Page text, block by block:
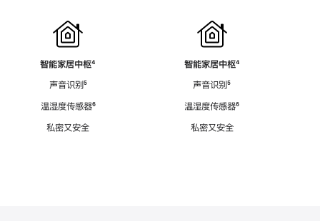
智能家居中枢脚
⁴
声音识别脚
⁵
温湿度传感器脚
⁶
私密又安全
智能家居中枢脚
⁴
声音识别脚
⁵
温湿度传感器脚
⁶
私密又安全